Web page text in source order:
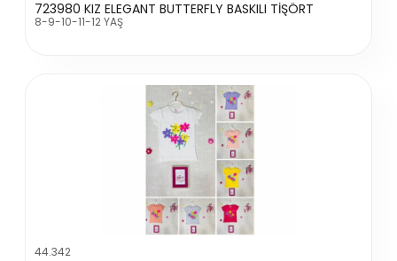
723980 KIZ ELEGANT BUTTERFLY BASKILI TİŞÖRT
8-9-10-11-12 YAŞ
44.342